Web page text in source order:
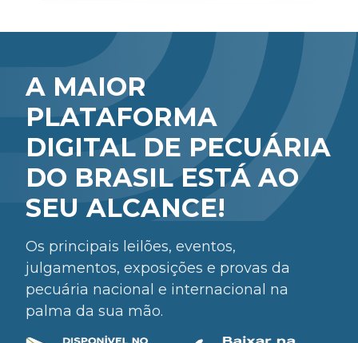
A MAIOR
PLATAFORMA
DIGITAL DE PECUÁRIA
DO BRASIL ESTÁ AO
SEU ALCANCE!
Os principais leilões, eventos,
julgamentos, exposições e provas da
pecuária nacional e internacional na
palma da sua mão.